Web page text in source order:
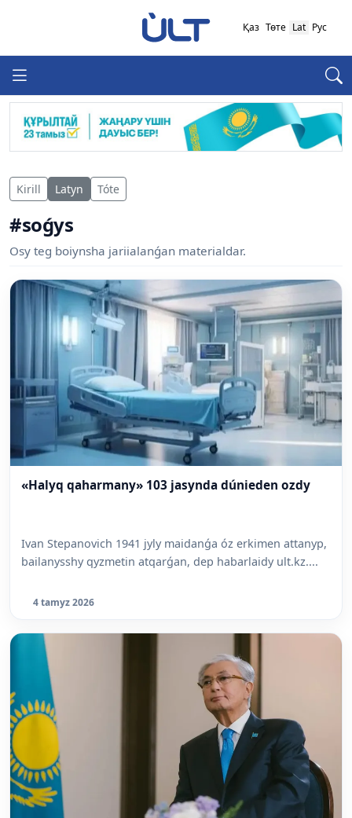
Қаз Төте Lat Рус
Kirill Latyn Tóte
#soǵys
Osy teg boiynsha jariialanǵan materialdar.
«Halyq qaharmany» 103 jasynda dúnieden ozdy
Ivan Stepanovich 1941 jyly maidanǵa óz erkimen attanyp,
bailanysshy qyzmetin atqarǵan, dep habarlaidy ult.kz....
4 tamyz 2026